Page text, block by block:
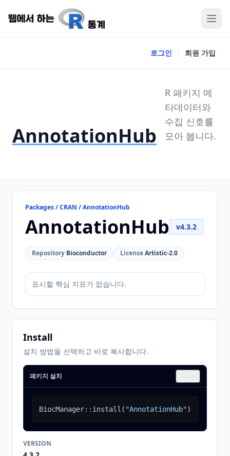
로그인 회원 가입
AnnotationHub
R 패키지 메
타데이터와
수집 신호를
모아 봅니다.
Packages / CRAN / AnnotationHub
AnnotationHub v4.3.2
Repository Bioconductor LicenseArtistic-2.0
표시할 핵심 지표가 없습니다.
Install
설치 방법을 선택하고 바로 복사합니다.
패키지 설치
BiocManager:: install ( "AnnotationHub")
VERSION